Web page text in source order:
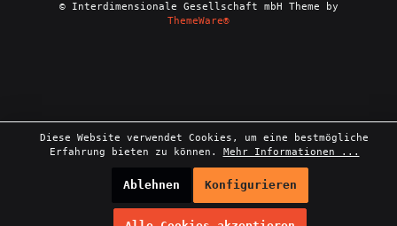
© Interdimensionale Gesellschaft mbH Theme by
ThemeWare®
Diese Website verwendet Cookies, um eine bestmögliche
Erfahrung bieten zu können. Mehr Informationen ...
Ablehnen Konfigurieren